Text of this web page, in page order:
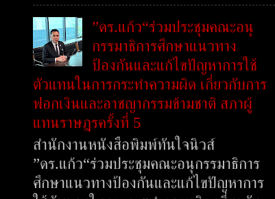
”ดร.แก้ว“ร่วมประชุมคณะอนุ
กรรมาธิการศึกษาแนวทาง
ป้องกันและแก้ไขปัญหาการใช้
ตัวแทนในการกระทำความผิด เกี่ยวกับการ
ฟอกเงินและอาชญากรรมข้ามชาติ สภาผู้
แทนราษฎรครั้งที่ 5
สำนักงานหนังสือพิมพ์ทันใจนิวส์
”ดร.แก้ว“ร่วมประชุมคณะอนุกรรมาธิการ
ศึกษาแนวทางป้องกันและแก้ไขปัญหาการ